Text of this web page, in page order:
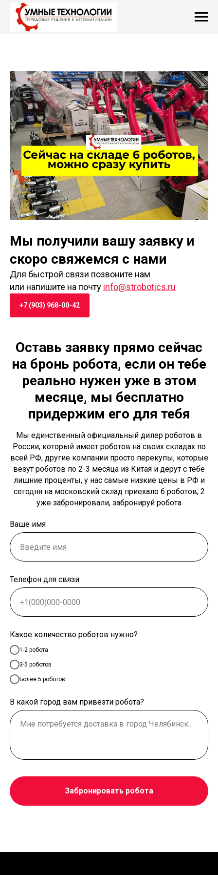
Мы получили вашу заявку и
скоро свяжемся с нами
Для быстрой связи позвоните нам
или напишите на почту info@strobotics.ru
+7 (903) 968-00-42
Оставь заявку прямо сейчас
на бронь робота, если он тебе
реально нужен уже в этом
месяце, мы бесплатно
придержим его для тебя
Мы единственный официальный дилер роботов в
России, который имеет роботов на своих складах по
всей РФ, другие компании просто перекупы, которые
везут роботов по 2-3 месяца из Китая и дерут с тебе
лишние проценты, у нас самые низкие цены в РФ и
сегодня на московский склад приехало 6 роботов, 2
уже забронировали, забронируй робота
Ваше имя
Телефон для связи
Какое количество роботов нужно?
1-2 робота
3-5 роботов
Более 5 роботов
В какой город вам привезти робота?
Забронировать робота